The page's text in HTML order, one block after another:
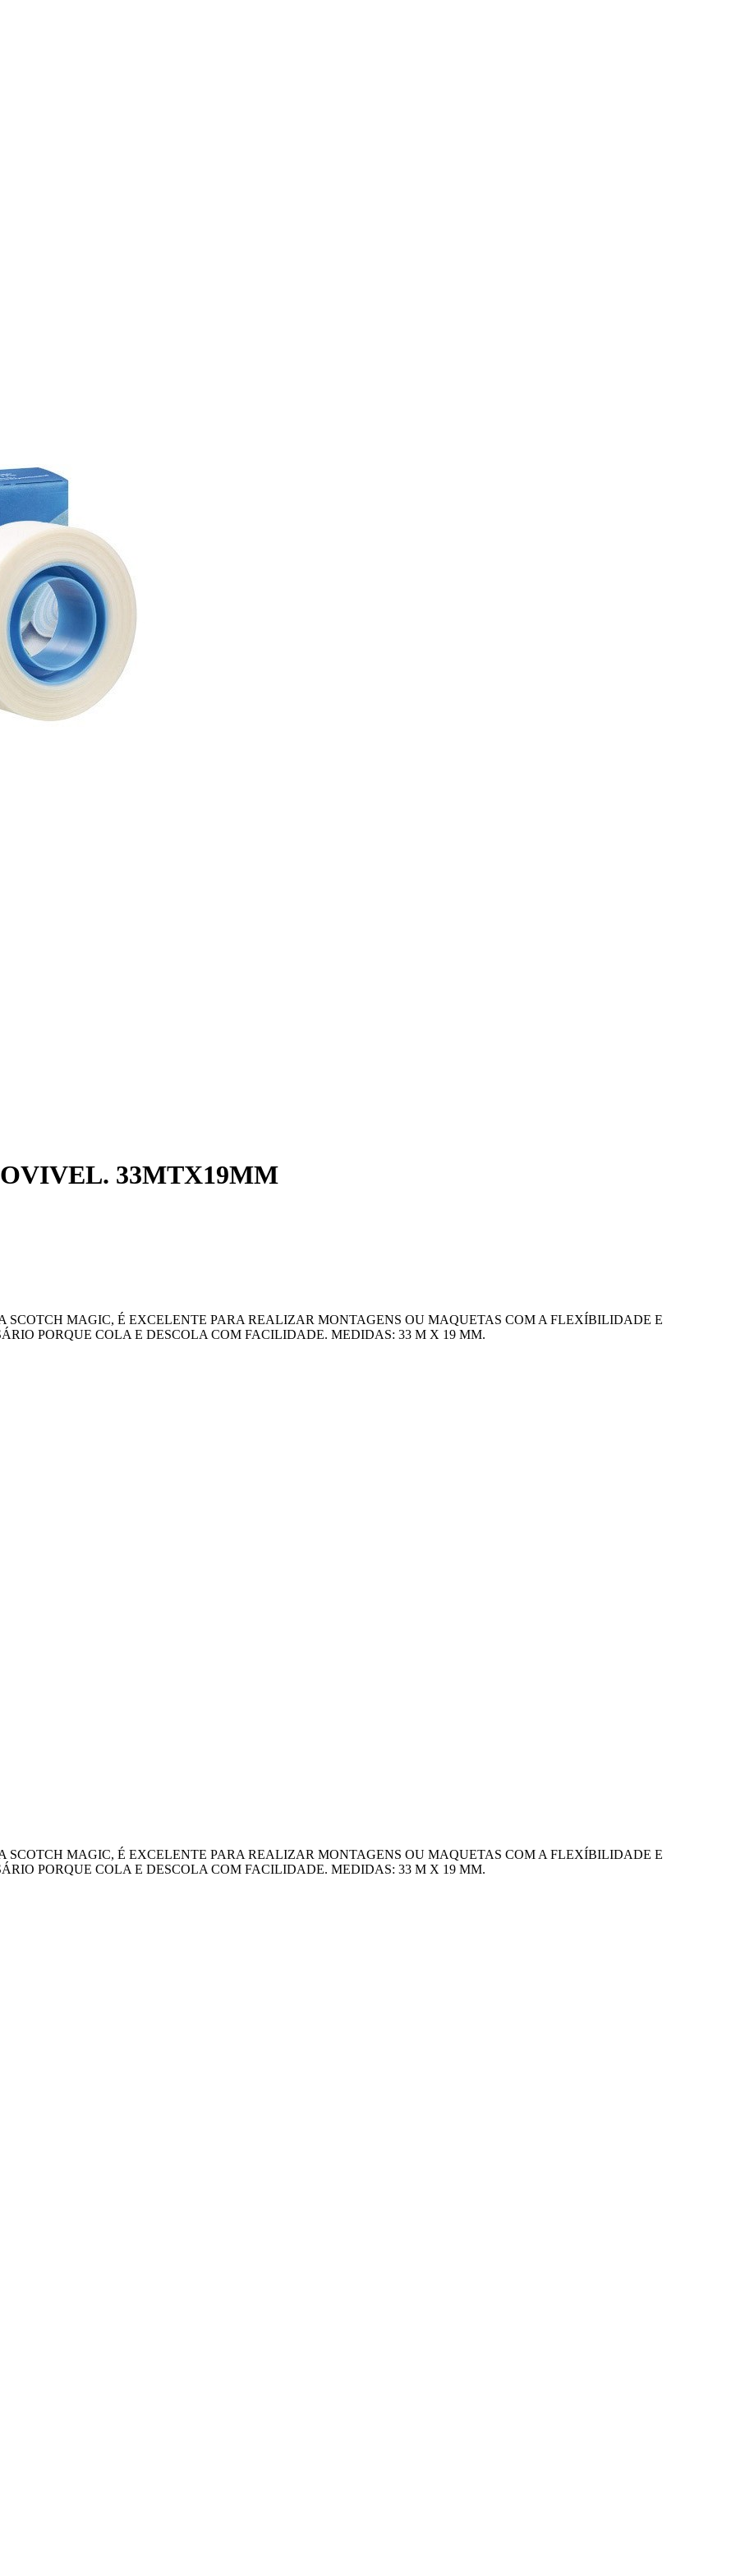
33MTX19MM
SCOTCH MAGIC, É EXCELENTE PARA REALIZAR MONTAGENS OU MAQUETAS COM A FLEXÍBILIDADE E
PORQUE COLA E DESCOLA COM FACILIDADE. MEDIDAS: 33 M X 19 MM.
SCOTCH MAGIC, É EXCELENTE PARA REALIZAR MONTAGENS OU MAQUETAS COM A FLEXÍBILIDADE E
PORQUE COLA E DESCOLA COM FACILIDADE. MEDIDAS: 33 M X 19 MM.